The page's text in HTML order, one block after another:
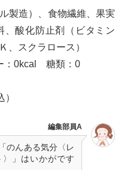
製造）、食物繊維、果実
、酸化防止剤（ビタミン
、スクラロース）
：0kcal 糖類：0
編集部員A
のんある気分〈レ
」はいかがです